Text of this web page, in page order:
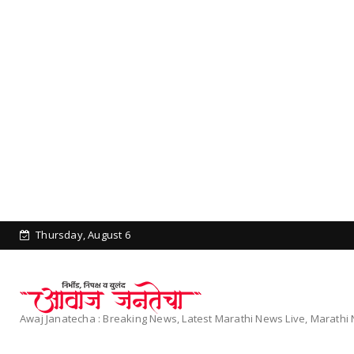
Thursday, August 6
Awaj Janatecha : Breaking News, Latest Marathi News Live, Marathi